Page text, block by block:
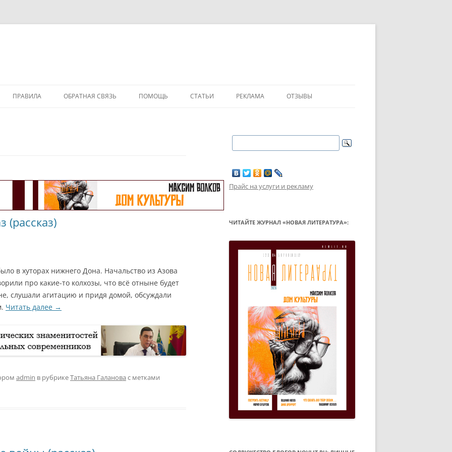
ПРАВИЛА ОБРАТНАЯ СВЯЗЬ ПОМОЩЬ СТАТЬИ РЕКЛАМА ОТЗЫВЫ
(рассказ)
в хуторах нижнего Дона. Начальство из Азова
про какие-то колхозы, что всё отныне будет
слушали агитацию и придя домой, обсуждали
Читать далее →
admin в рубрикеТатьяна Галанова с метками
Прайс на услуги и рекламу
ЧИТАЙТЕ ЖУРНАЛ «НОВАЯ ЛИТЕРАТУРА»: